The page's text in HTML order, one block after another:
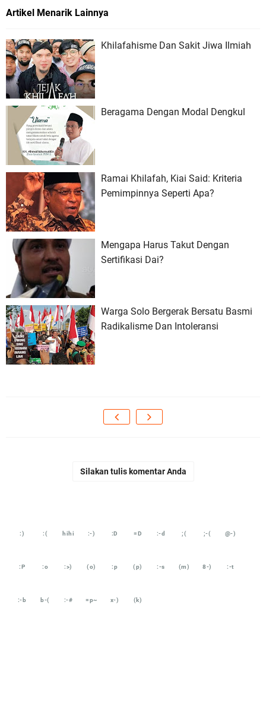
Artikel Menarik Lainnya
Khilafahisme Dan Sakit Jiwa Ilmiah
Beragama Dengan Modal Dengkul
Ramai Khilafah, Kiai Said: Kriteria
Pemimpinnya Seperti Apa?
Mengapa Harus Takut Dengan
Sertifikasi Dai?
Warga Solo Bergerak Bersatu Basmi
Radikalisme Dan Intoleransi
Silakan tulis komentar Anda
:) :( hihi :-) :D =D :-d ;( ;-( @-)
:P :o :>) (o) :p (p) :-s (m) 8-) :-t
:-b b-( :-# =p~ x-) (k)